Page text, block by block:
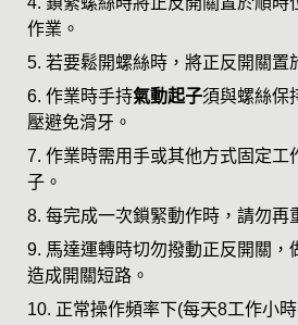
作業。
若要鬆開螺絲時，將正反開關置
作業時手持氣動起子須與螺絲保
壓避免滑牙。
作業時需用手或其他方式固定工
子。
每完成一次鎖緊動作時，請勿再
馬達運轉時切勿撥動正反開關，
造成開關短路。
正常操作頻率下(每天8工作小